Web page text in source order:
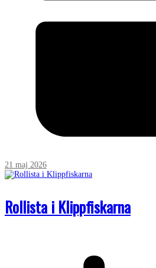
21 maj 2026
Rollista i Klippfiskarna